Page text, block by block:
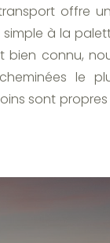
offre
à la
bien connu,
le
sont